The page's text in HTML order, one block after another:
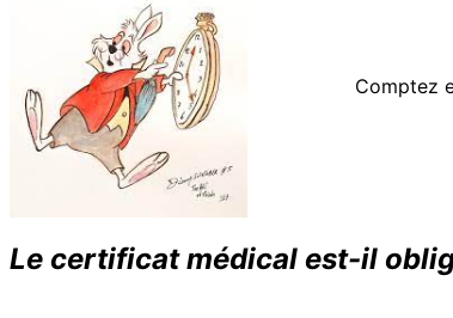
Comptez
Le certificat médical est-il